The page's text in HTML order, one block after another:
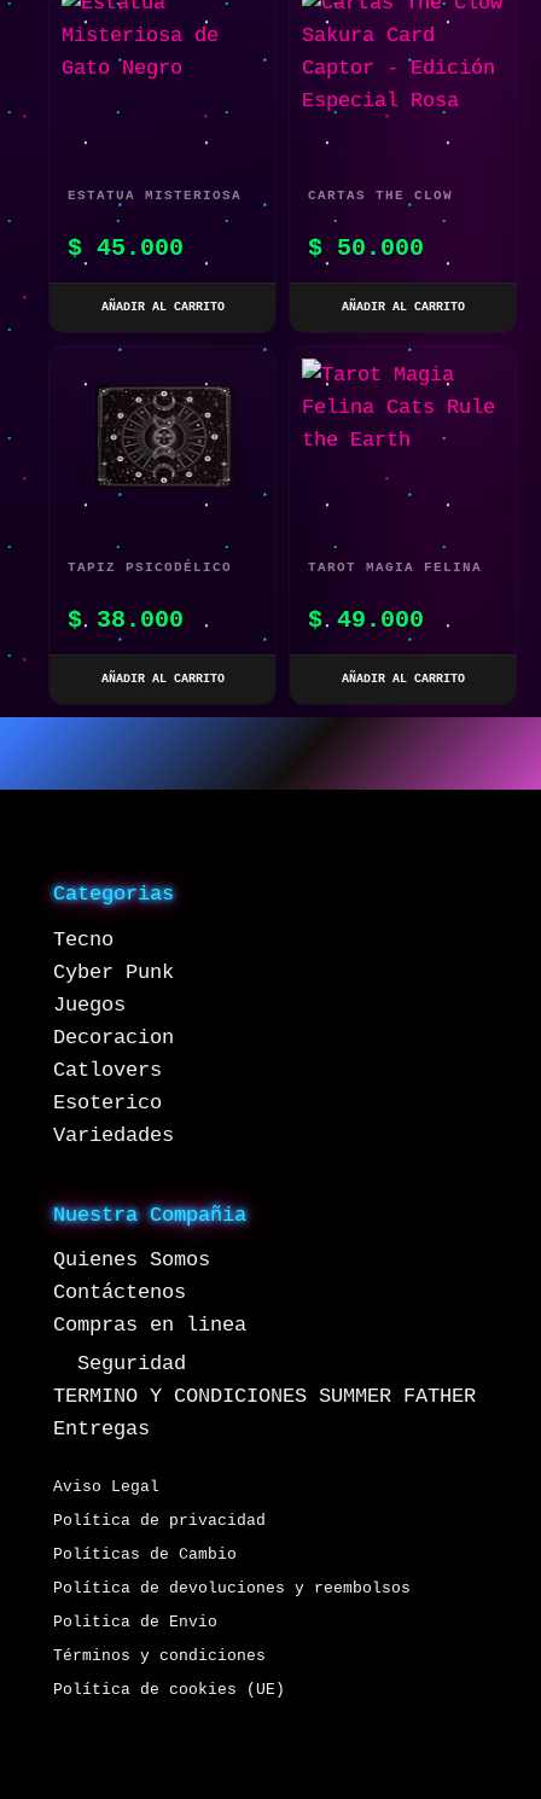
ESTATUA MISTERIOSA
$ 45.000
AÑADIR AL CARRITO
CARTAS THE CLOW
– EDICIÓN ESPECIAL
$ 50.000
AÑADIR AL CARRITO
TAPIZ PSICODÉLICO
75×58 CM
$38.000
AÑADIR AL CARRITO
TAROT MAGIA FELINA
$49.000
AÑADIR AL CARRITO
Categorias
Tecno
Cyber Punk
Juegos
Decoracion
Catlovers
Esoterico
Variedades
Nuestra Compañia
Quienes Somos
Contáctenos
Compras en linea
Seguridad
TERMINO Y CONDICIONES SUMMER FATHER
Entregas
Aviso Legal
Política de privacidad
Políticas de Cambio
Política de devoluciones y reembolsos
Politica de Envio
Términos y condiciones
Política de cookies (UE)